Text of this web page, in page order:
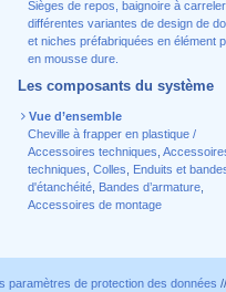
Sièges de repos, baignoire à
différentes variantes de design de
et niches préfabriquées en élément
en mousse dure.
Les composants du système
Vue d’ensemble
Cheville à frapper en plastique /
Accessoires techniques
techniques Colles
Enduits et
d'étanchéité, Bandes d’armature,
Accessoires de montage
paramètres de protection des données